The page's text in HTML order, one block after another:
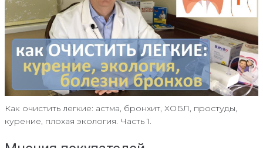
Как очистить легкие: астма, бронхит, ХОБЛ, простуды,
курение, плохая экология. Часть 1.